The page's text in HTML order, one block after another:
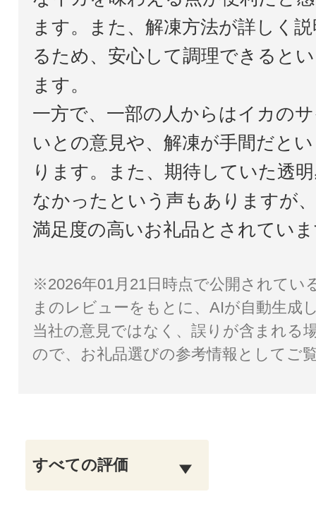
ます。また、解凍方法が詳しく
るため、安心して調理できると
ます。
一方で、一部の人からはイカの
いとの意見や、解凍が手間だと
ります。また、期待していた透
なかったという声もありますが
満足度の高いお礼品とされてい
※2026年01月21日時点で公開されてい
まのレビューをもとに、AIが自動生成
当社の意見ではなく、誤りが含まれる
ので、お礼品選びの参考情報としてご